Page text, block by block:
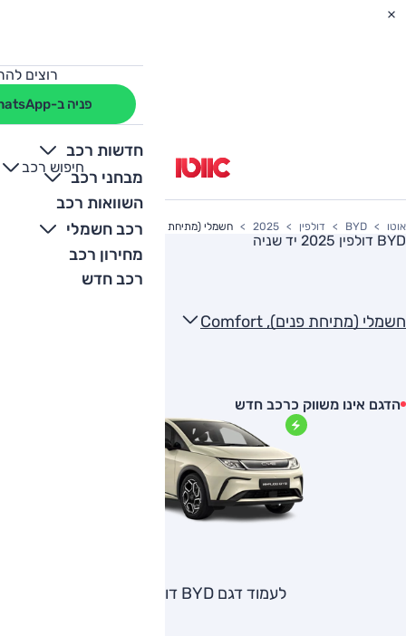
רוצים
פניה ב-WhatsApp
חדשות רכב
מבחני רכב
השוואות רכב
רכב חשמלי
מחירון רכב
רכב חדש
חיפוש רכב
+
-
אוטו BYD דולפין 2025 חשמלי (מתיחת פנים), Comfort
BYD דולפין 2025 יד שניה
חשמלי (מתיחת פנים), Comfort
הדגם אינו משווק כרכב חדש
לעמוד דגם BYD דולפין